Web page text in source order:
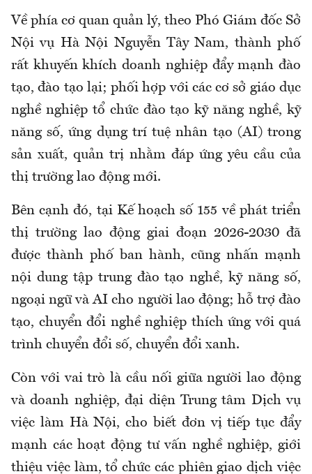
Về phía cơ quan quản lý, theo Phó Giám đốc Sở
Nội vụ Hà Nội Nguyễn Tây Nam, thành phố
rất khuyến khích doanh nghiệp đẩy mạnh đào
tạo, đào tạo lại; phối hợp với các cơ sở giáo dục
nghề nghiệp tổ chức đào tạo kỹ năng nghề, kỹ
năng số, ứng dụng trí tuệ nhân tạo (AI) trong
sản xuất, quản trị nhằm đáp ứng yêu cầu của
thị trường lao động mới.
Bên cạnh đó, tại Kế hoạch số 155 về phát triển
thị trường lao động giai đoạn 2026-2030 đã
được thành phố ban hành, cũng nhấn mạnh
nội dung tập trung đào tạo nghề, kỹ năng số,
ngoại ngữ và AI cho người lao động; hỗ trợ đào
tạo, chuyển đổi nghề nghiệp thích ứng với quá
trình chuyển đổi số, chuyển đổi xanh.
Còn với vai trò là cầu nối giữa người lao động
và doanh nghiệp,đại diện Trung tâm Dịch vụ
việc làm Hà Nội,cho biết đơn vịtiếp tục đẩy
mạnh các hoạt động tư vấn nghề nghiệp, giới
thiệu việc làm, tổ chức các phiên giao dịch việc